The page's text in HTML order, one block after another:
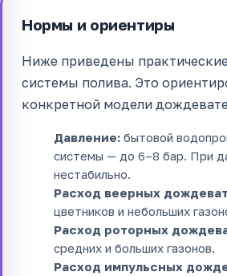
Нормы и ориентиры
Ниже приведены
системы полива. Это
конкретной модели
Давление: бытовой
системы — до 6–8 бар. При
нестабильно.
Расход веерных
цветников и небольших
Расход роторных
средних и больших газонов.
Расход импульсных